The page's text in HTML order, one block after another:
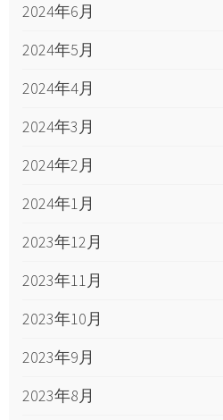
2024年6月
2024年5月
2024年4月
2024年3月
2024年2月
2024年1月
2023年12月
2023年11月
2023年10月
2023年9月
2023年8月